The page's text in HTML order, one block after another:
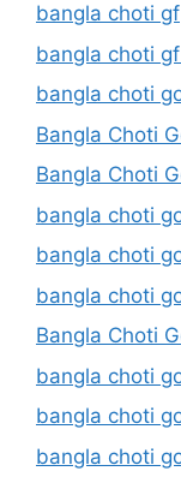
bangla choti gf
bangla choti
bangla choti
Bangla Choti
Bangla Choti
bangla choti
bangla choti
bangla choti
Bangla Choti
bangla choti
bangla choti
bangla choti